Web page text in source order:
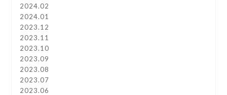
2024.02
2024.01
2023.12
2023.11
2023.10
2023.09
2023.08
2023.07
2023.06